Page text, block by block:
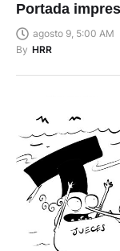
Portada
agosto 9, 5:00 AM
By HRR